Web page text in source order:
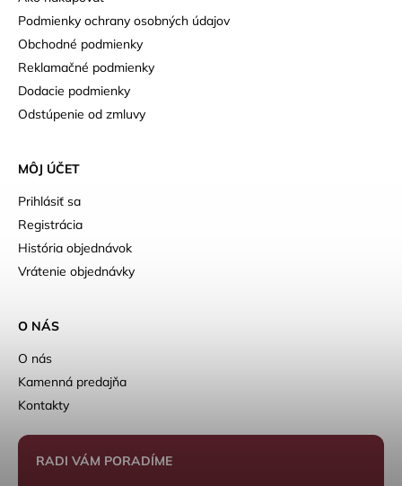
Podmienky ochrany osobných údajov
Obchodné podmienky
Reklamačné podmienky
Dodacie podmienky
Odstúpenie od zmluvy
MÔJ ÚČET
Prihlásiť sa
Registrácia
História objednávok
Vrátenie objednávky
O NÁS
O nás
Kamenná predajňa
Kontakty
RADI VÁM PORADÍME